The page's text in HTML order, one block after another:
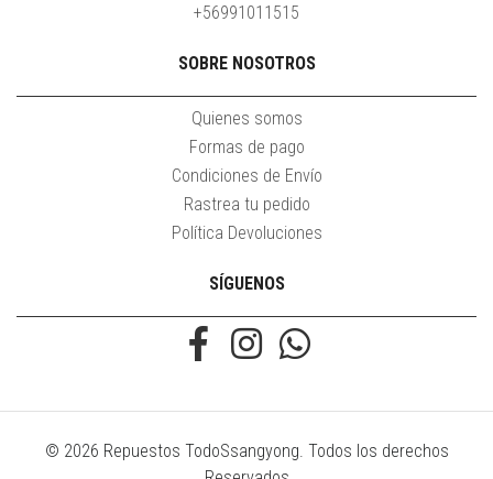
+56991011515
SOBRE NOSOTROS
Quienes somos
Formas de pago
Condiciones de Envío
Rastrea tu pedido
Política Devoluciones
SÍGUENOS
© 2026 Repuestos TodoSsangyong. Todos los derechos